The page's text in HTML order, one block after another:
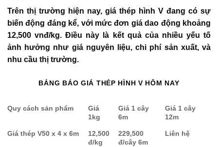
Trên thị trường hiện nay, giá thép hình V đang có sự
biến động đáng kể, với mức đơn giá dao động khoảng
12,500 vnđ/kg. Điều này là kết quả của nhiều yếu tố
ảnh hưởng như giá nguyên liệu, chi phí sản xuất, và
nhu cầu thị trường.
BẢNG BÁO GIÁ THÉP HÌNH V HÔM NAY
Quy cách sản phẩm
Giá
1kg
Giá 1 cây
6m
Giá 1 cây
12m
Giá thép V50 x 4 x 6m
12,500
đ/kg
229,500
đ/cây 6m
Liên hệ